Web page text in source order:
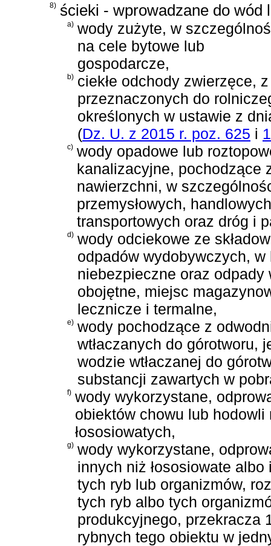
8) ścieki - wprowadzane do wód
a) wody zużyte, w
na cele bytowe lub
gospodarcze,
b) ciekłe odchody zwierzęce,
przeznaczonych do
określonych w ustawie z
(Dz. U. z 2015 r. poz. 625 i
c) wody opadowe lub
kanalizacyjne, pochodzące
nawierzchni, w
przemysłowych,
transportowych oraz dróg i
d) wody odciekowe ze
odpadów wydobywczych,
niebezpieczne oraz
obojętne, miejsc
lecznicze i termalne,
e) wody pochodzące z
wtłaczanych do górotworu,
wodzie wtłaczanej do
substancji zawartych w
f) wody wykorzystane,
obiektów chowu lub hodowli
łososiowatych,
g) wody wykorzystane,
innych niż łososiowate
tych ryb lub organizmów,
tych ryb albo tych
produkcyjnego, przekracza
rybnych tego obiektu w